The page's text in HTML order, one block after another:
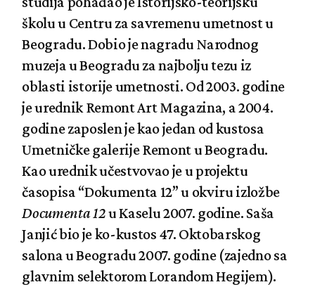
školu u Centru za savremenu umetnost u
Beogradu. Dobio je nagradu Narodnog
muzeja u Beogradu za najbolju tezu iz
oblasti istorije umetnosti. Od 2003. godine
je urednik Remont Art Magazina, a 2004.
godine zaposlen je kao jedan od kustosa
Umetničke galerije Remont u Beogradu.
Kao urednik učestvovao je u projektu
časopisa “Dokumenta 12” u okviru izložbe
Documenta 12u Kaselu 2007. godine. Saša
Janjić bio je ko-kustos 47. Oktobarskog
salona u Beogradu 2007. godine (zajedno sa
glavnim selektorom Lorandom Hegijem).